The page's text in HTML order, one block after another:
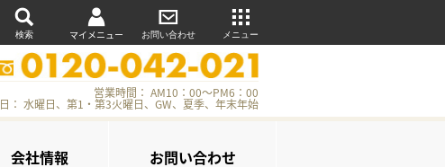
検索 マイメニュー お問い合わせ メニュー
営業時間： AM10：00～PM6：00
： 水曜日、第1・第3火曜日、GW、夏季、年末年始
会社情報 お問い合わせ